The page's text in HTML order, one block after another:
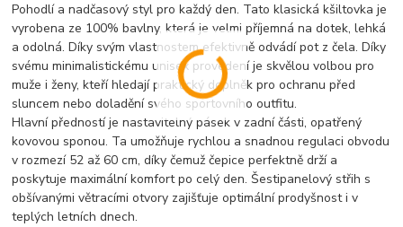
Pohodlí a nadčasový styl pro každý den. Tato klasická kšiltovka je
vyrobena ze 100% bavlny, která je velmi příjemná na dotek, lehká
a odolná. Díky svým vlastnostem efektivně odvádí pot z čela. Díky
svému minimalistickému unisex provedení je skvělou volbou pro
muže i ženy, kteří hledají praktický doplněk pro ochranu před
sluncem nebo doladění svého sportovního outfitu.
Hlavní předností je nastavitelný pásek v zadní části, opatřený
kovovou sponou. Ta umožňuje rychlou a snadnou regulaci obvodu
v rozmezí 52 až 60 cm, díky čemuž čepice perfektně drží a
poskytuje maximální komfort po celý den. Šestipanelový střih s
obšívanými větracími otvory zajišťuje optimální prodyšnost i v
teplých letních dnech.